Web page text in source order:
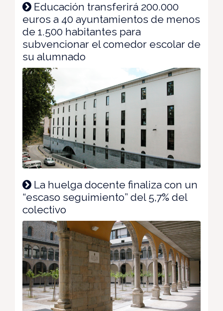
Educación transferirá 200.000
euros a 40 ayuntamientos de menos
de 1.500 habitantes para
subvencionar el comedor escolar de
su alumnado
La huelga docente finaliza con un
“escaso seguimiento” del 5,7% del
colectivo